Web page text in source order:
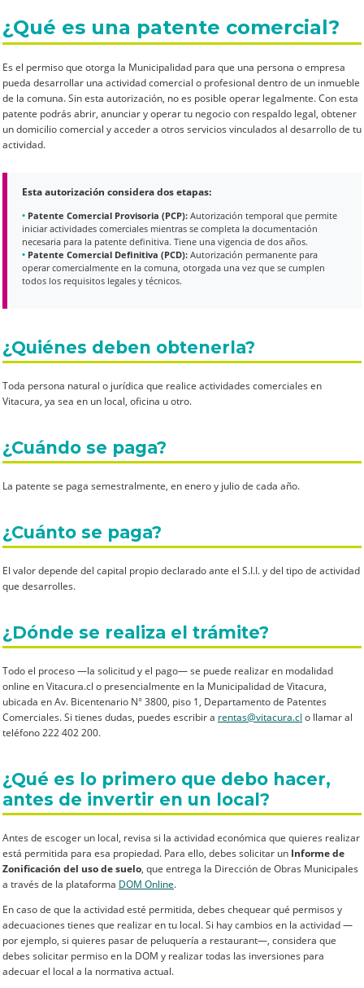
¿Qué es una patente comercial?
Es el permiso que otorga la Municipalidad para que una persona o empresa
pueda desarrollar una actividad comercial o profesional dentro de un inmueble
de la comuna. Sin esta autorización, no es posible operar legalmente. Con esta
patente podrás abrir, anunciar y operar tu negocio con respaldo legal, obtener
un domicilio comercial y acceder a otros servicios vinculados al desarrollo de tu
actividad.
Esta autorización considera dos etapas:
Patente Comercial Provisoria (PCP): Autorización temporal que permite
iniciar actividades comerciales mientras se completa la documentación
necesaria para la patente definitiva. Tiene una vigencia de dos años.
Patente Comercial Definitiva (PCD): Autorización permanente para
operar comercialmente en la comuna, otorgada una vez que se cumplen
todos los requisitos legales y técnicos.
¿Quiénes deben obtenerla?
Toda persona natural o jurídica que realice actividades comerciales en
Vitacura, ya sea en un local, oficina u otro.
¿Cuándo se paga?
La patente se paga semestralmente, en enero y julio de cada año.
¿Cuánto se paga?
El valor depende del capital propio declarado ante el S.I.I. y del tipo de actividad
que desarrolles.
¿Dónde se realiza el trámite?
Todo el proceso —la solicitud y el pago— se puede realizar en modalidad
online en Vitacura.cl o presencialmente en la Municipalidad de Vitacura,
ubicada en Av. Bicentenario N° 3800, piso 1, Departamento de Patentes
Comerciales. Si tienes dudas, puedes escribir a rentas@vitacura.cl o llamar al
teléfono 222 402 200.
¿Qué es lo primero que debo hacer,
antes de invertir en un local?
Antes de escoger un local, revisa si la actividad económica que quieres realizar
está permitida para esa propiedad. Para ello, debes solicitar un Informe de
Zonificación del uso de suelo, que entrega la Dirección de Obras Municipales
a través de la plataforma DOM Online.
En caso de que la actividad esté permitida, debes chequear qué permisos y
adecuaciones tienes que realizar en tu local. Si hay cambios en la actividad —
por ejemplo, si quieres pasar de peluquería a restaurant—, considera que
debes solicitar permiso en la DOM y realizar todas las inversiones para
adecuar el local a la normativa actual.